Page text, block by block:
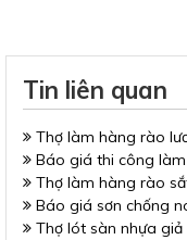
Tin liên quan
Thợ làm hàng rào
Báo giá thi công
Thợ làm hàng rào
Báo giá sơn chống
Thợ lót sàn nhựa giả